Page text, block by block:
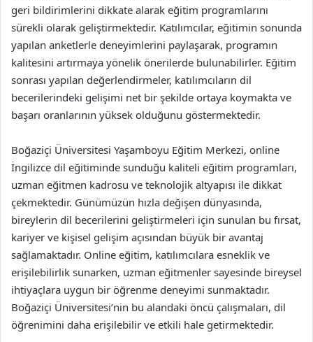
geri bildirimlerini dikkate alarak eğitim programlarını
sürekli olarak geliştirmektedir. Katılımcılar, eğitimin sonunda
yapılan anketlerle deneyimlerini paylaşarak, programın
kalitesini artırmaya yönelik önerilerde bulunabilirler. Eğitim
sonrası yapılan değerlendirmeler, katılımcıların dil
becerilerindeki gelişimi net bir şekilde ortaya koymakta ve
başarı oranlarının yüksek olduğunu göstermektedir.
Boğaziçi Üniversitesi Yaşamboyu Eğitim Merkezi, online
İngilizce dil eğitiminde sunduğu kaliteli eğitim programları,
uzman eğitmen kadrosu ve teknolojik altyapısı ile dikkat
çekmektedir. Günümüzün hızla değişen dünyasında,
bireylerin dil becerilerini geliştirmeleri için sunulan bu fırsat,
kariyer ve kişisel gelişim açısından büyük bir avantaj
sağlamaktadır. Online eğitim, katılımcılara esneklik ve
erişilebilirlik sunarken, uzman eğitmenler sayesinde bireysel
ihtiyaçlara uygun bir öğrenme deneyimi sunmaktadır.
Boğaziçi Üniversitesi’nin bu alandaki öncü çalışmaları, dil
öğrenimini daha erişilebilir ve etkili hale getirmektedir.